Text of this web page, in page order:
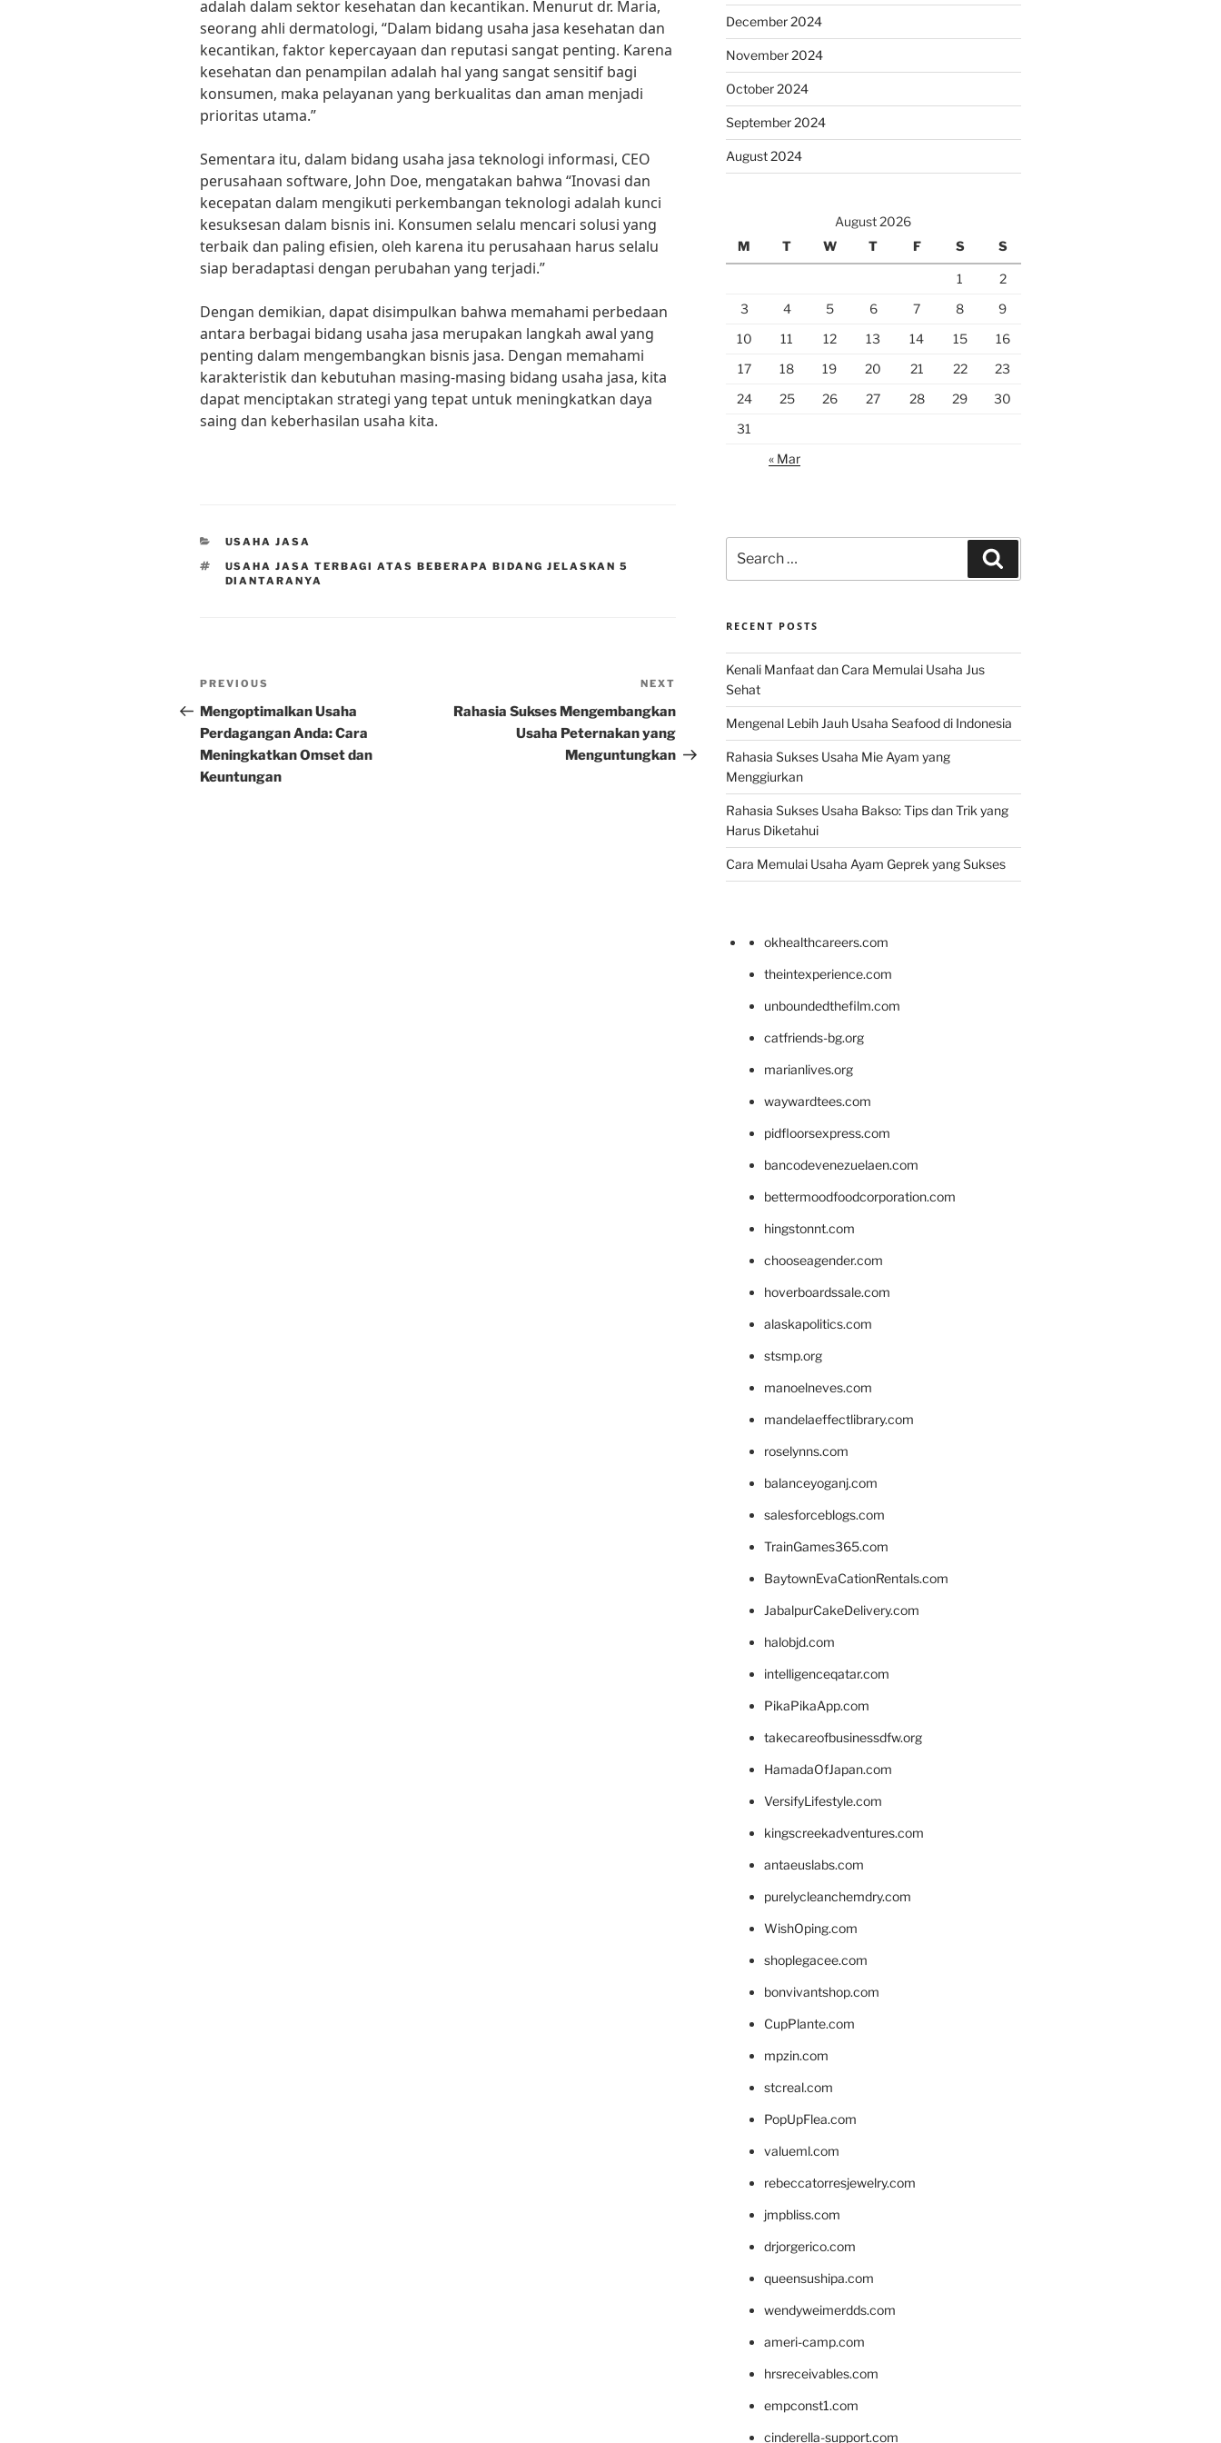
adalah dalam sektor kesehatan dan kecantikan. Menurut dr. Maria,
seorang ahli dermatologi, “Dalam bidang usaha jasa kesehatan dan
kecantikan, faktor kepercayaan dan reputasi sangat penting. Karena
kesehatan dan penampilan adalah hal yang sangat sensitif bagi
konsumen, maka pelayanan yang berkualitas dan aman menjadi
prioritas utama.”
Sementara itu, dalam bidang usaha jasa teknologi informasi, CEO
perusahaan software, John Doe, mengatakan bahwa “Inovasi dan
kecepatan dalam mengikuti perkembangan teknologi adalah kunci
kesuksesan dalam bisnis ini. Konsumen selalu mencari solusi yang
terbaik dan paling efisien, oleh karena itu perusahaan harus selalu
siap beradaptasi dengan perubahan yang terjadi.”
Dengan demikian, dapat disimpulkan bahwa memahami perbedaan
antara berbagai bidang usaha jasa merupakan langkah awal yang
penting dalam mengembangkan bisnis jasa. Dengan memahami
karakteristik dan kebutuhan masing-masing bidang usaha jasa, kita
dapat menciptakan strategi yang tepat untuk meningkatkan daya
saing dan keberhasilan usaha kita.
CATEGORIES
USAHA JASA
TAGS
USAHA JASA TERBAGI ATAS BEBERAPA BIDANG JELASKAN 5
DIANTARANYA
Post
navigation
Previous
Post
PREVIOUS
Mengoptimalkan Usaha
Perdagangan Anda: Cara
Meningkatkan Omset dan
Keuntungan
Post
NEXT
Rahasia Sukses Mengembangkan
Usaha Peternakan yang
Menguntungkan
December 2024
November 2024
October 2024
September 2024
August 2024
August 2026
M
T W T F S S
1
2
3
4 5 6 7 8
9
10
11 12 13 14 15
16
17
18 19 20 21 22
23
24
25 26 27 28 29
30
31
« Mar
for:
RECENT POSTS
Kenali Manfaat dan Cara Memulai Usaha Jus
Sehat
Mengenal Lebih Jauh Usaha Seafood di Indonesia
Rahasia Sukses Usaha Mie Ayam yang
Menggiurkan
Rahasia Sukses Usaha Bakso: Tips dan Trik yang
Harus Diketahui
Cara Memulai Usaha Ayam Geprek yang Sukses
okhealthcareers.com
theintexperience.com
unboundedthefilm.com
catfriends-bg.org
marianlives.org
waywardtees.com
pidfloorsexpress.com
bancodevenezuelaen.com
bettermoodfoodcorporation.com
hingstonnt.com
chooseagender.com
hoverboardssale.com
alaskapolitics.com
stsmp.org
manoelneves.com
mandelaeffectlibrary.com
roselynns.com
balanceyoganj.com
salesforceblogs.com
TrainGames365.com
BaytownEvaCationRentals.com
JabalpurCakeDelivery.com
halobjd.com
intelligenceqatar.com
PikaPikaApp.com
takecareofbusinessdfw.org
HamadaOfJapan.com
VersifyLifestyle.com
kingscreekadventures.com
antaeuslabs.com
purelycleanchemdry.com
WishOping.com
shoplegacee.com
bonvivantshop.com
CupPlante.com
mpzin.com
stcreal.com
PopUpFlea.com
valueml.com
rebeccatorresjewelry.com
jmpbliss.com
drjorgerico.com
queensushipa.com
wendyweimerdds.com
ameri-camp.com
hrsreceivables.com
empconst1.com
cinderella-support.com